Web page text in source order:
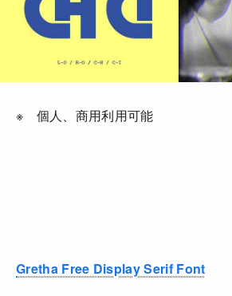
※ 個人、商用利用可能
Gretha Free Display Serif Font